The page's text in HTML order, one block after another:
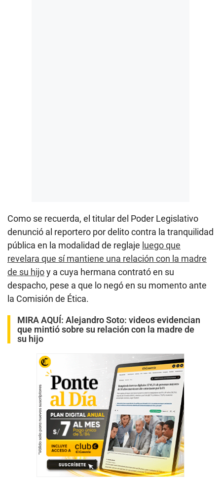
Como se recuerda, el titular del Poder Legislativo
denunció al reportero por delito contra la tranquilidad
pública en la modalidad de reglaje luego que
revelara que sí mantiene una relación con la madre
de su hijoy a cuya hermana contrató en su
despacho, pese a que lo negó en su momento ante
la Comisión de Ética.
MIRA AQUÍ: Alejandro Soto: videos evidencian
que mintió sobre su relación con la madre de
su hijo